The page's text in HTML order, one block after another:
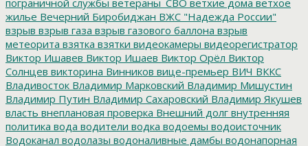
жилье Вечерний Биробиджан ВЖС "Надежда России"
взрыв взрыв газа взрыв газового баллона взрыв
метеорита взятка взятки видеокамеры видеорегистратор
Виктор Ишавев Виктор Ишаев Виктор Орёл Виктор
Солнцев викторина Винников вице-премьер ВИЧ ВККС
Владивосток Владимир Марковский Владимир Мишустин
Владимир Путин Владимир Сахаровский Владимир Якушев
власть внеплановая проверка Внешний долг внутренняя
политика вода водители водка водоемы водоисточник
Водоканал водолазы водоналивные дамбы водонапорная